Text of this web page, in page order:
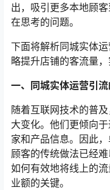
出，吸引更多本地顾
在思考的问题。
下面将解析同城实体
略提升店铺的客流量，
一、同城实体运营引
随着互联网技术的普
大变化。他们更倾向
家和产品信息。因此
顾客的传统做法已经
如何有效地将线上的
业额的关键。